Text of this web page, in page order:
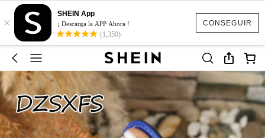
CONSEGUIR
×
SHEIN App
¡ Descarga la APP Ahora !
(1,350)